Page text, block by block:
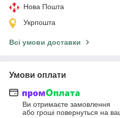
Нова Пошта
Укрпошта
Всі умови доставки
Умови оплати
Ви отримаєте замовлення
або гроші повернуться на